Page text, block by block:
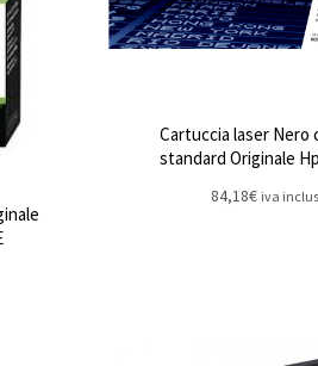
Cartuccia laser Nero
standard Originale
84,18€ iva